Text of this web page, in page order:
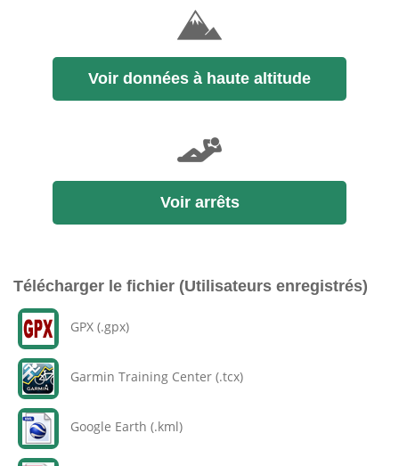
Voir données à haute altitude
Voir arrêts
Télécharger le fichier (Utilisateurs enregistrés)
GPX (.gpx)
Garmin Training Center (.tcx)
Google Earth (.kml)